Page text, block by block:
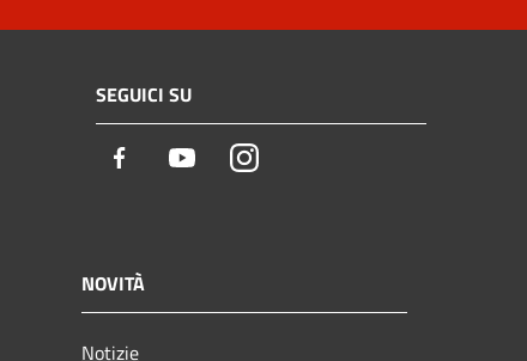
SEGUICI SU
Facebook YoutubeInstagram
NOVITÀ
Notizie